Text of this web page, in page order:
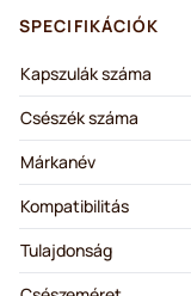
SPECIFIKÁCIÓK
Kapszulák száma
Csészék száma
Márkanév
Kompatibilitás
Tulajdonság